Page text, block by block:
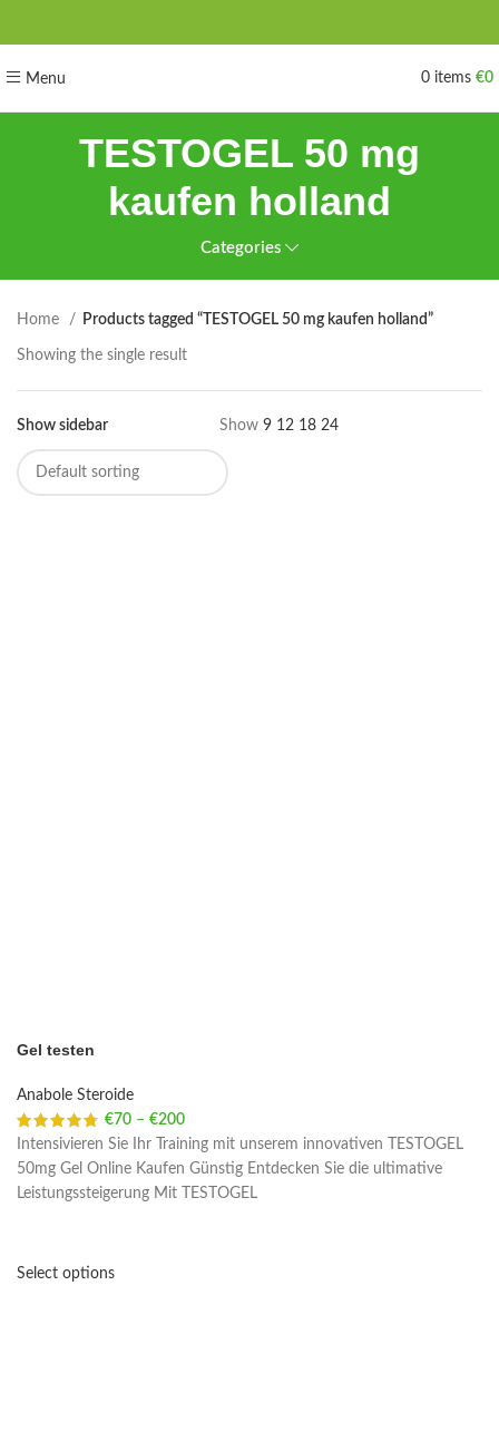
Menu 0 items €0
TESTOGEL 50 mg
kaufen holland
Categories
Home Products tagged “TESTOGEL 50 mg kaufen holland”
Showing the single result
Show sidebar Show 9 12 18 24
Gel testen
Anabole Steroide
€70 – €200
Intensivieren Sie Ihr Training mit unserem innovativen TESTOGEL
50mg Gel Online Kaufen Günstig Entdecken Sie die ultimative
Leistungssteigerung Mit TESTOGEL
Select options